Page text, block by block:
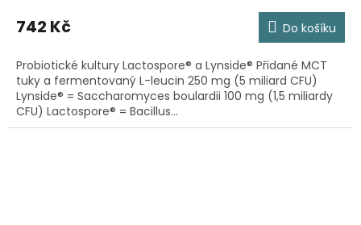
742 Kč Do košíku
Probiotické kultury Lactospore® a Lynside® Přidané MCT
tuky a fermentovaný L-leucin 250 mg (5 miliard CFU)
Lynside® = Saccharomyces boulardii 100 mg (1,5 miliardy
CFU) Lactospore® = Bacillus...